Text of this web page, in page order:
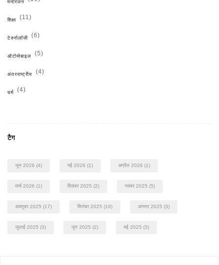
मनोरंजन
शिक्षा (11)
टेक्नोलॉजी (6)
ऑटोमोबाइल (5)
अंतरराष्ट्रीय (4)
धर्म (4)
टैग
जून 2026 (4) मई 2026 (1) अप्रैल 2026 (1)
मार्च 2026 (1) दिसंबर 2025 (2) नवंबर 2025 (5)
अक्तूबर 2025 (17) सितंबर 2025 (19) अगस्त 2025 (3)
जुलाई 2025 (3) जून 2025 (2) मई 2025 (3)